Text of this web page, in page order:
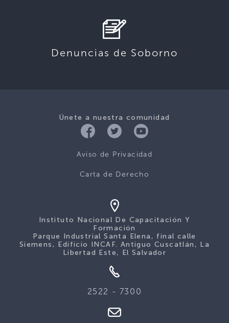
Denuncias de Soborno
Únete a nuestra comunidad
Aviso de Privacidad
Carta de Derecho
Instituto Nacional De Capacitación Y
Formación
Parque Industrial Santa Elena, final calle
Siemens, Edificio INCAF. Antiguo Cuscatlán, La
Libertad Este, El Salvador
2522 - 7300